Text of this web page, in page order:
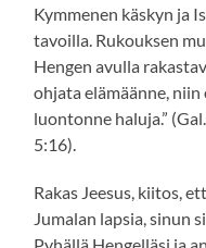
Kymmenen käskyn ja
tavoilla. Rukouksen
Hengen avulla
ohjata elämäänne,
luontonne haluja.” (Gal.
5:16).
Rakas Jeesus, kiitos,
Jumalan lapsia, sinun